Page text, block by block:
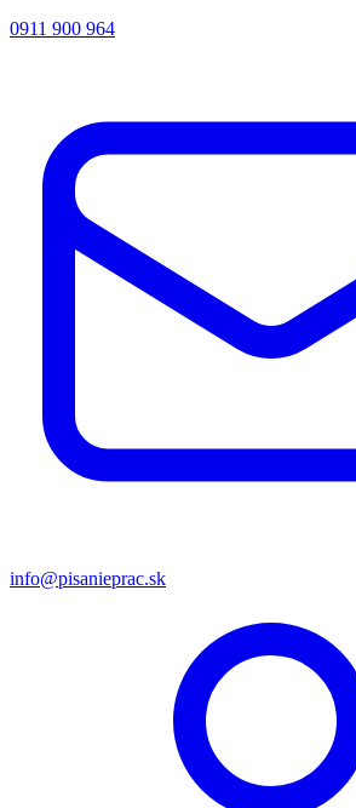
0911 900 964
info@pisanieprac.sk